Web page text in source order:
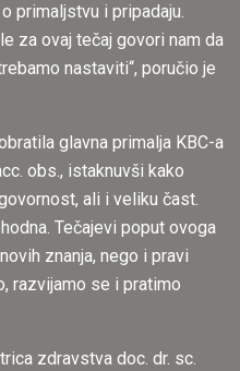
primaljstvu i pripadaju.
za ovaj tečaj govori nam da
nastaviti“, poručio je
glavna primalja KBC-a
obs., istaknuvši kako
ali i veliku čast.
Tečajevi poput ovoga
znanja, nego i pravi
razvijamo se i pratimo
zdravstva doc. dr. sc.